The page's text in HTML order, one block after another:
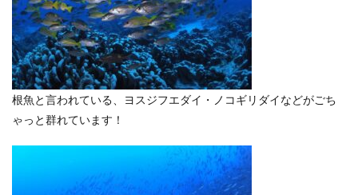
根魚と言われている、ヨスジフエダイ・ノコギリダイなどがごち
ゃっと群れています！